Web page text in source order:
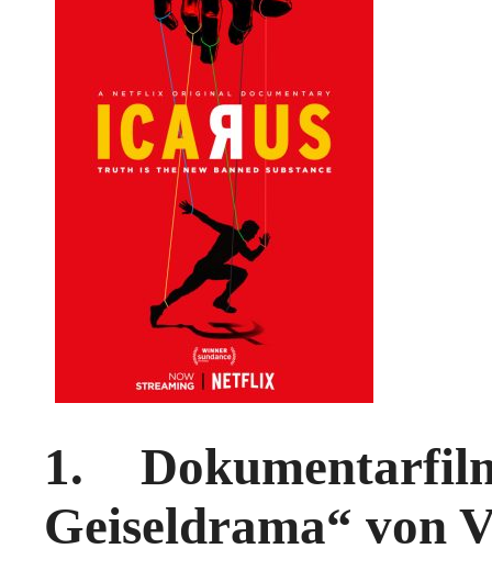
1.
Geiseldrama“ von